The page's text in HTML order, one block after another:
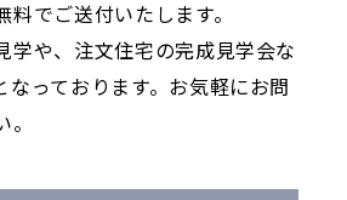
でご送付いたします。
学や、注文住宅の完成見学会な
なっております。お気軽にお問